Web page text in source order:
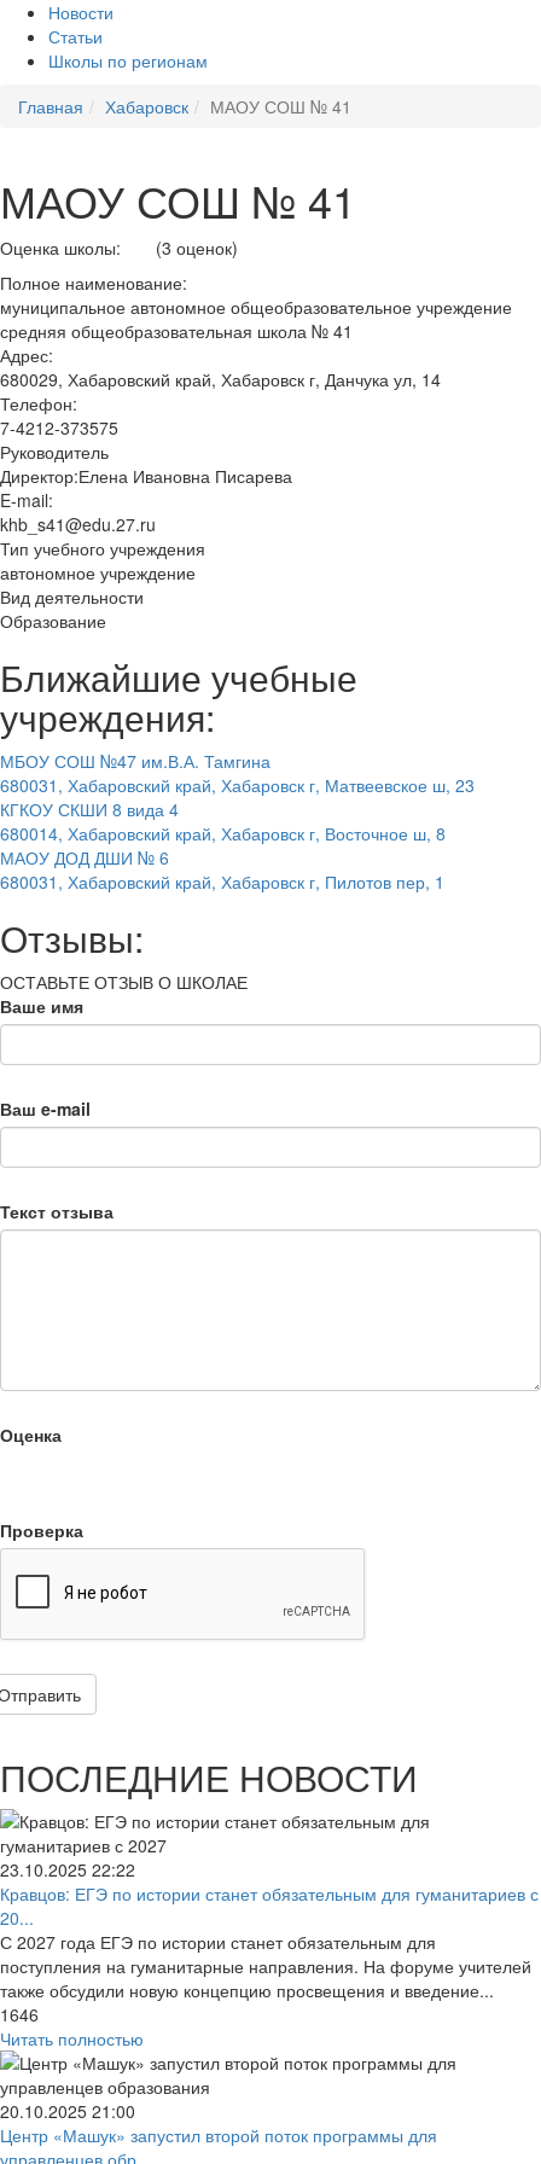
Новости
Статьи
Школы по регионам
Главная
Хабаровск МАОУ СОШ № 41
МАОУ СОШ № 41
Оценка школы:
(3 оценок)
Полное наименование:
муниципальное автономное общеобразовательное учреждение
средняя общеобразовательная школа № 41
Адрес:
680029, Хабаровский край, Хабаровск г, Данчука ул, 14
Телефон:
7-4212-373575
Руководитель
Директор:Елена Ивановна Писарева
E-mail:
khb_s41@edu.27.ru
Тип учебного учреждения
автономное учреждение
Вид деятельности
Образование
Ближайшие учебные
учреждения:
МБОУ СОШ №47 им.В.А. Тамгина
680031, Хабаровский край, Хабаровск г, Матвеевское ш, 23
КГКОУ СКШИ 8 вида 4
680014, Хабаровский край, Хабаровск г, Восточное ш, 8
МАОУ ДОД ДШИ № 6
680031, Хабаровский край, Хабаровск г, Пилотов пер, 1
Отзывы:
ОСТАВЬТЕ ОТЗЫВ О ШКОЛАЕ
Ваше имя
Ваш e-mail
Текст отзыва
Оценка
Проверка
ПОСЛЕДНИЕ НОВОСТИ
23.10.2025 22:22
Кравцов: ЕГЭ по истории станет обязательным для гуманитариев с
20...
С 2027 года ЕГЭ по истории станет обязательным для
поступления на гуманитарные направления. На форуме учителей
также обсудили новую концепцию просвещения и введение...
1646
Читать полностью
20.10.2025 21:00
Центр «Машук» запустил второй поток программы для
управленцев обр...